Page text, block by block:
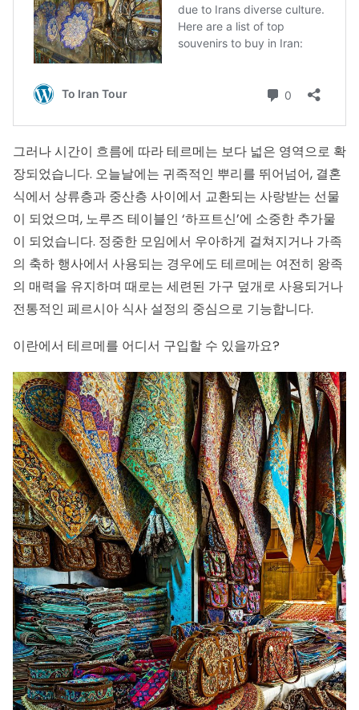
그러나 시간이 흐름에 따라 테르메는 보다 넓은 영역으로 확
장되었습니다. 오늘날에는 귀족적인 뿌리를 뛰어넘어, 결혼
식에서 상류층과 중산층 사이에서 교환되는 사랑받는 선물
이 되었으며, 노루즈 테이블인 ‘하프트신’에 소중한 추가물
이 되었습니다. 정중한 모임에서 우아하게 걸쳐지거나 가족
의 축하 행사에서 사용되는 경우에도 테르메는 여전히 왕족
의 매력을 유지하며 때로는 세련된 가구 덮개로 사용되거나
전통적인 페르시아 식사 설정의 중심으로 기능합니다.
이란에서 테르메를 어디서 구입할 수 있을까요?